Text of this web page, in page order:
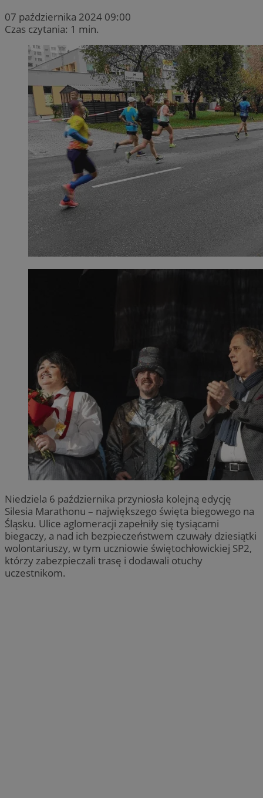
07 października 2024 09:00
Czas czytania: 1 min.
Niedziela 6 października przyniosła kolejną edycję
Silesia Marathonu – największego święta biegowego na
Śląsku. Ulice aglomeracji zapełniły się tysiącami
biegaczy, a nad ich bezpieczeństwem czuwały dziesiątki
wolontariuszy, w tym uczniowie świętochłowickiej SP2,
którzy zabezpieczali trasę i dodawali otuchy
uczestnikom.